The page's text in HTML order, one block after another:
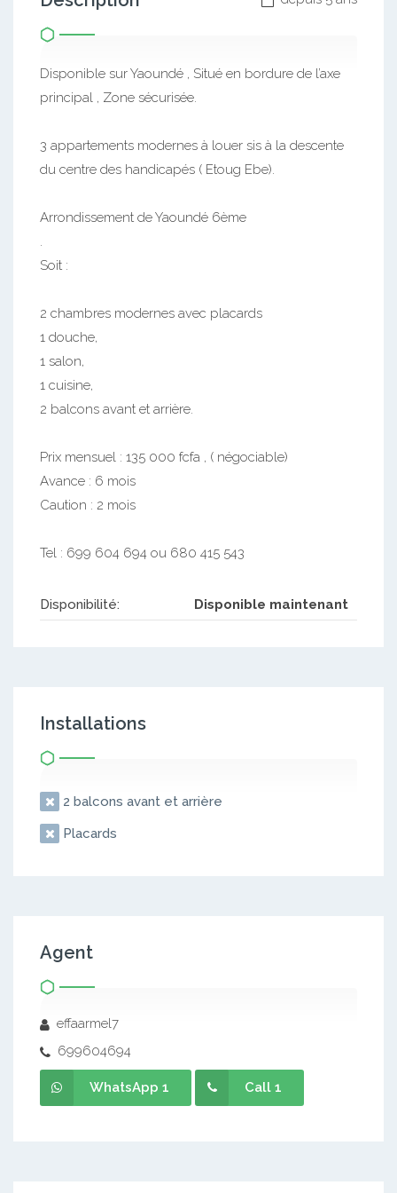
Disponible sur Yaoundé , Situé en bordure de l’axe
principal , Zone sécurisée.
3 appartements modernes à louer sis à la descente
du centre des handicapés ( Etoug Ebe).
Arrondissement de Yaoundé 6ème
.
Soit :
2 chambres modernes avec placards
1 douche,
1 salon,
1 cuisine,
2 balcons avant et arrière.
Prix mensuel : 135 000 fcfa , ( négociable)
Avance : 6 mois
Caution : 2 mois
Tel : 699 604 694 ou 680 415 543
Disponibilité: Disponible maintenant
Installations
2 balcons avant et arrière
Placards
Agent
effaarmel7
699604694
WhatsApp 1 Call 1